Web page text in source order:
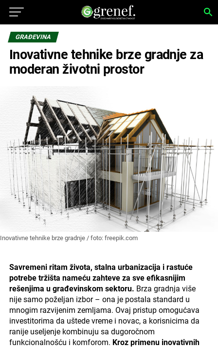
GRAĐEVINA
Inovativne tehnike brze gradnje za
moderan životni prostor
Inovativne tehnike brze gradnje / foto: freepik.com
Savremeni ritam života, stalna urbanizacija i rastuće
potrebe tržišta nameću zahteve za sve efikasnijim
rešenjima u građevinskom sektoru. Brza gradnja više
nije samo poželjan izbor – ona je postala standard u
mnogim razvijenim zemljama. Ovaj pristup omogućava
investitorima da uštede vreme i novac, a korisnicima da
ranije useljenje kombinuju sa dugoročnom
funkcionalnošću i komforom. Kroz primenu inovativnih